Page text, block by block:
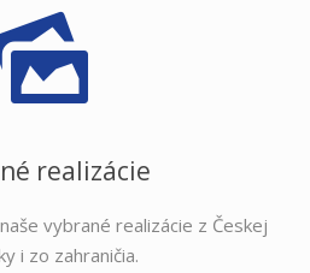
realizácie
vybrané realizácie z Českej
i zo zahraničia.